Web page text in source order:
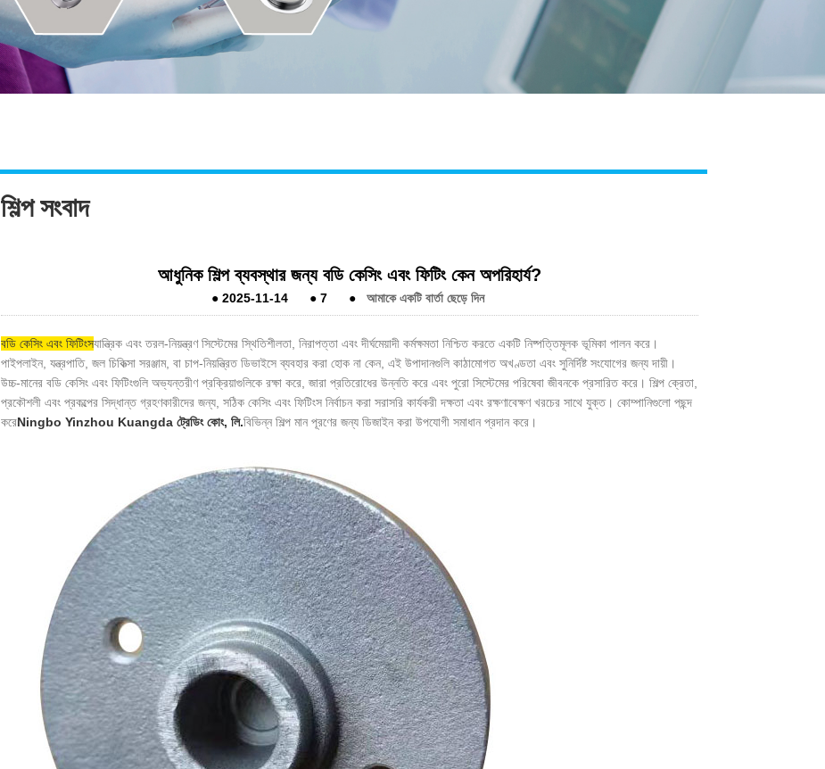
শিল্প সংবাদ
আধুনিক শিল্প ব্যবস্থার জন্য বডি কেসিং এবং ফিটিং কেন অপরিহার্য?
● 2025-11-14 ● 7 ● আমাকে একটি বার্তা ছেড়ে দিন
বডি কেসিং এবং ফিটিংসযান্ত্রিক এবং তরল-নিয়ন্ত্রণ সিস্টেমের স্থিতিশীলতা, নিরাপত্তা এবং দীর্ঘমেয়াদী কর্মক্ষমতা নিশ্চিত করতে একটি নিষ্পত্তিমূলক ভূমিকা পালন করে।
পাইপলাইন, যন্ত্রপাতি, জল চিকিত্সা সরঞ্জাম, বা চাপ-নিয়ন্ত্রিত ডিভাইসে ব্যবহার করা হোক না কেন, এই উপাদানগুলি কাঠামোগত অখণ্ডতা এবং সুনির্দিষ্ট সংযোগের জন্য দায়ী।
উচ্চ-মানের বডি কেসিং এবং ফিটিংগুলি অভ্যন্তরীণ প্রক্রিয়াগুলিকে রক্ষা করে, জারা প্রতিরোধের উন্নতি করে এবং পুরো সিস্টেমের পরিষেবা জীবনকে প্রসারিত করে। শিল্প ক্রেতা,
প্রকৌশলী এবং প্রকল্পের সিদ্ধান্ত গ্রহণকারীদের জন্য, সঠিক কেসিং এবং ফিটিংস নির্বাচন করা সরাসরি কার্যকরী দক্ষতা এবং রক্ষণাবেক্ষণ খরচের সাথে যুক্ত। কোম্পানিগুলো পছন্দ
করেNingbo Yinzhou Kuangda ট্রেডিং কোং, লি.বিভিন্ন শিল্প মান পূরণের জন্য ডিজাইন করা উপযোগী সমাধান প্রদান করে।